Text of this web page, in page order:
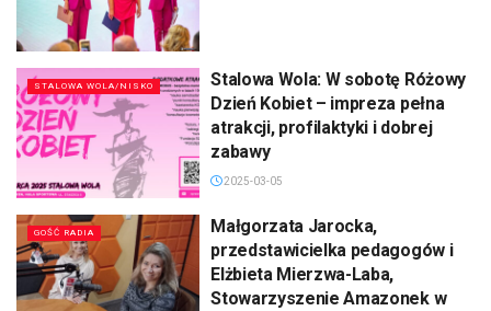
STALOWA WOLA/NISKO
Stalowa Wola: W sobotę Różowy
Dzień Kobiet – impreza pełna
atrakcji, profilaktyki i dobrej
zabawy
2025-03-05
GOŚĆ RADIA
Małgorzata Jarocka,
przedstawicielka pedagogów i
Elżbieta Mierzwa-Laba,
Stowarzyszenie Amazonek w